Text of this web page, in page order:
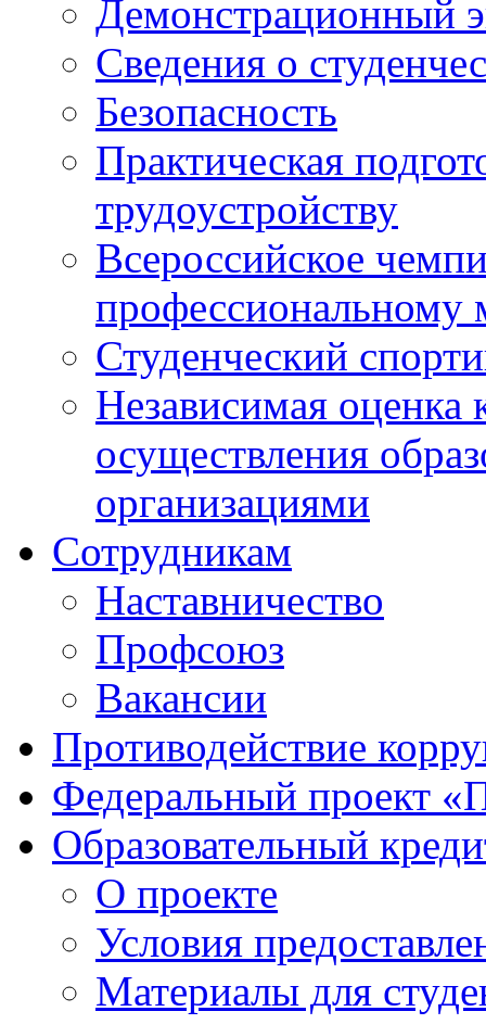
Демонстрационный
Сведения о
Безопасность
Практическая
трудоустройству
Всероссийское
профессиональному
Студенческий
Независимая оценка
осуществления
организациями
Сотрудникам
Наставничество
Профсоюз
Вакансии
Противодействие
Федеральный проект
Образовательный
О проекте
Условия
Материалы для